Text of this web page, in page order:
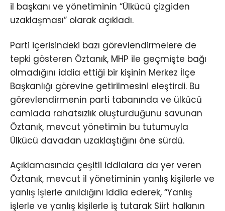
il başkanı ve yönetiminin “Ülkücü çizgiden
uzaklaşması” olarak açıkladı.
Parti içerisindeki bazı görevlendirmelere de
tepki gösteren Öztanık, MHP ile geçmişte bağı
olmadığını iddia ettiği bir kişinin Merkez İlçe
Başkanlığı görevine getirilmesini eleştirdi. Bu
görevlendirmenin parti tabanında ve ülkücü
camiada rahatsızlık oluşturduğunu savunan
Öztanık, mevcut yönetimin bu tutumuyla
Ülkücü davadan uzaklaştığını öne sürdü.
Açıklamasında çeşitli iddialara da yer veren
Öztanık, mevcut il yönetiminin yanlış kişilerle ve
yanlış işlerle anıldığını iddia ederek, “Yanlış
işlerle ve yanlış kişilerle iş tutarak Siirt halkının